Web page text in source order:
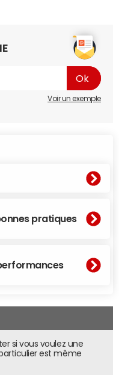
Voir un exemple
pratiques
si vous voulez une
est même